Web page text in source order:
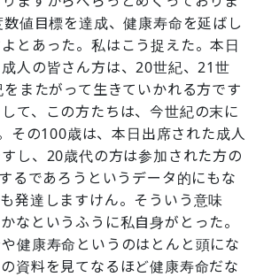
値目標を達成、健康寿命を延ばし
とあった。私はこう捉えた。本日
人の皆さん方は、20世紀、21世
またがって生きていかれる方です
て、この方たちは、今世紀の末に
その100歳は、本日出席された成人
し、20歳代の方は参加された方の
るであろうというデータ的にもな
発達しますけん。そういう意味
なというふうに私自身がとった。
健康寿命というのはとんと頭にな
資料を見てなるほど健康寿命だな